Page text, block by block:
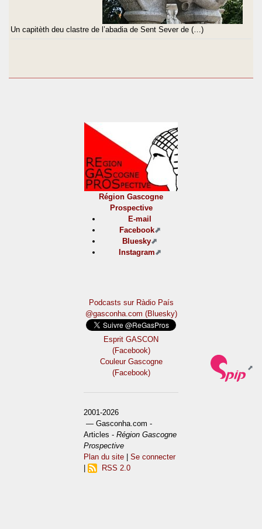
Un capitèth deu clastre de l’abadia de Sent Sever de (…)
Région Gascogne
Prospective
E-mail
Facebook
Bluesky
Instagram
Podcasts sur Ràdio País
@gasconha.com (Bluesky)
Esprit GASCON
(Facebook)
Couleur Gascogne
(Facebook)
2001-2026
— Gasconha.com -
Articles -Région Gascogne
Prospective
Plan du site |Se connecter
RSS 2.0